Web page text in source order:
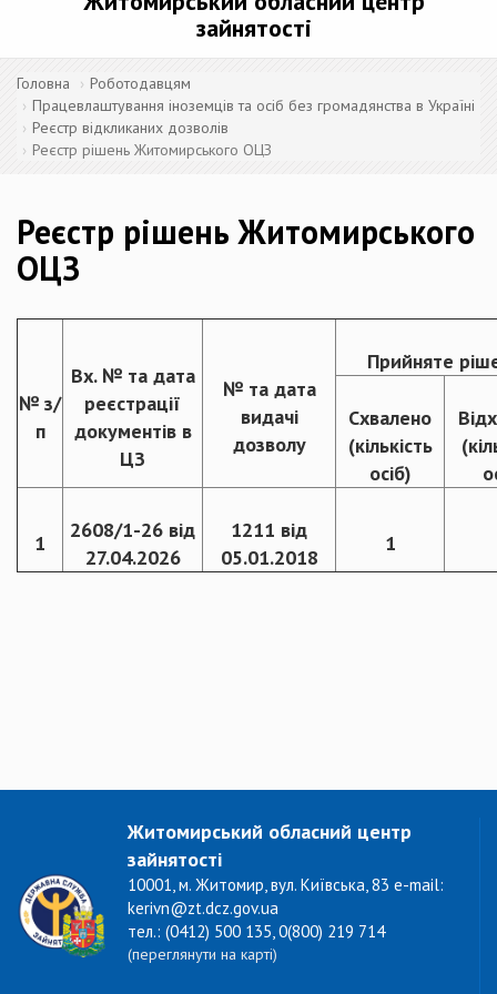
зайнятості
Головна
Роботодавцям
Працевлаштування іноземців та осіб без громадянства в Україні
Реєстр відкликаних дозволів
Реєстр рішень Житомирського ОЦЗ
Реєстр рішень Житомирського
ОЦЗ
№ з/
п
Вх. № та дата
реєстрації
документів в
ЦЗ
№ та дата
видачі
дозволу
Прийняте
Схвалено
(кількість
осіб)
1
2608/1-26 від
27.04.2026
1211 від
05.01.2018
1
Житомирський обласний центр
зайнятості
10001, м. Житомир, вул. Київська, 83 e-mail:
kerivn@zt.dcz.gov.ua
тел.: (0412) 500 135, 0(800) 219 714
(переглянути на карті)